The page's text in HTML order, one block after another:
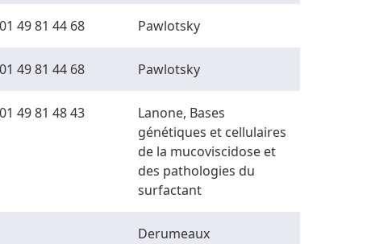
01 49 81 44 68 Pawlotsky
01 49 81 44 68 Pawlotsky
01 49 81 48 43
Lanone, Bases
génétiques et cellulaires
de la mucoviscidose et
des pathologies du
surfactant
Derumeaux